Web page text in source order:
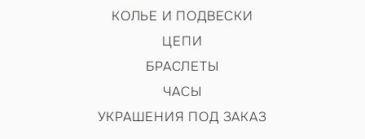
КОЛЬЕ И ПОДВЕСКИ
ЦЕПИ
БРАСЛЕТЫ
ЧАСЫ
УКРАШЕНИЯ ПОД ЗАКАЗ